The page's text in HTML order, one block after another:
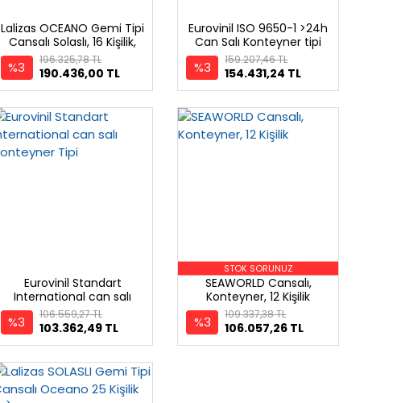
Lalizas OCEANO Gemi Tipi
Cansalı Solaslı, 16 Kişilik,
Düz Model, (A Paket)
%3 190.436,00 TL
196.325,78 TL
Eurovinil ISO 9650-1 >24h
Can Salı Konteyner tipi
%3 154.431,24 TL
159.207,46 TL
Eurovinil Standart
International can salı
Konteyner Tipi
%3 103.362,49 TL
106.559,27 TL
STOK SORUNUZ
SEAWORLD Cansalı,
Konteyner, 12 Kişilik
%3 106.057,26 TL
109.337,38 TL